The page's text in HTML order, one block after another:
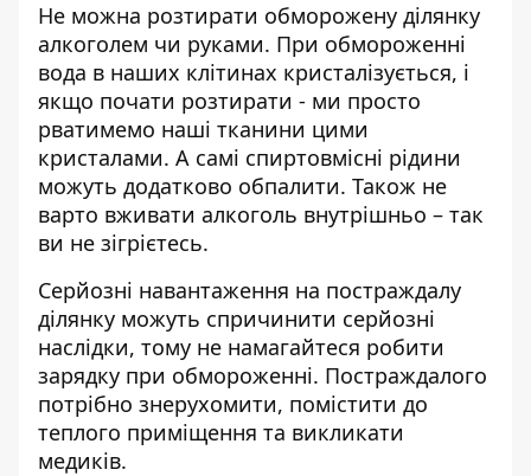
Не можна розтирати обморожену ділянку
алкоголем чи руками. При обмороженні
вода в наших клітинах кристалізується, і
якщо почати розтирати - ми просто
рватимемо наші тканини цими
кристалами. А самі спиртовмісні рідини
можуть додатково обпалити. Також не
варто вживати алкоголь внутрішньо – так
ви не зігрієтесь.
Серйозні навантаження на постраждалу
ділянку можуть спричинити серйозні
наслідки, тому не намагайтеся робити
зарядку при обмороженні. Постраждалого
потрібно знерухомити, помістити до
теплого приміщення та викликати
медиків.